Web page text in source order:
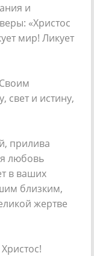
и
«Христос
мир! Ликует
свет и истину,
прилива
любовь
в ваших
близким,
жертве